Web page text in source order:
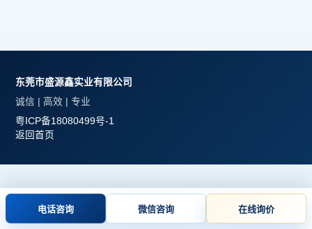
电话咨询 微信咨询 在线询价
东莞市盛源鑫实业有限公司
诚信 | 高效 | 专业
粤ICP备18080499号-1
返回首页